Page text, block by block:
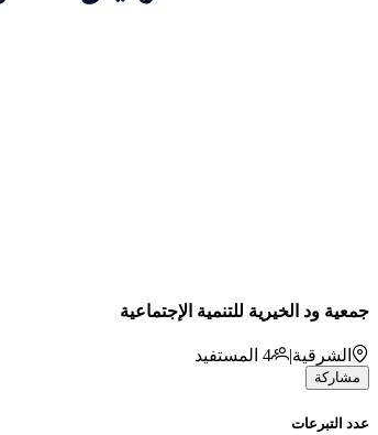
جمعية ود الخيرية للتنمية الإجتماعية
الشرقية|
4 المستفيد
مشاركة
عدد التبرعات